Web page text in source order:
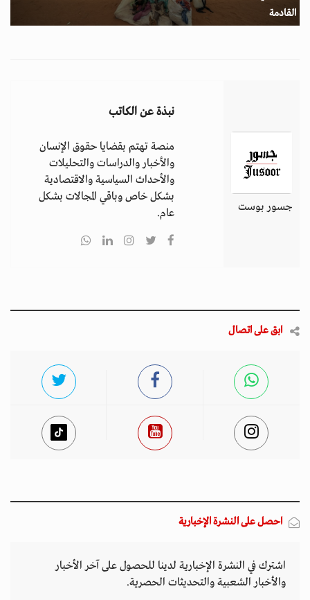
القادمة
جسور بوست
نبذة عن الكاتب
منصة تهتم بقضايا حقوق الإنسان
والأخبار والدراسات والتحليلات
والأحداث السياسية والاقتصادية
بشكل خاص وباقي المجالات بشكل
عام.
ابق على اتصال
احصل على النشرة الإخبارية
اشترك في النشرة الإخبارية لدينا للحصول على آخر الأخبار
والأخبار الشعبية والتحديثات الحصرية.